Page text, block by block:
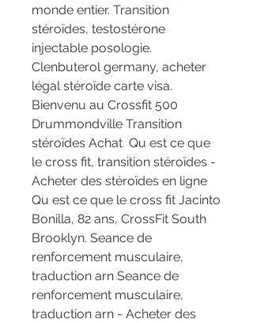
monde entier. Transition
stéroïdes, testostérone
injectable posologie.
Clenbuterol germany, acheter
légal stéroïde carte visa.
Bienvenu au Crossfit 500
Drummondville Transition
stéroïdes Achat  Qu est ce que
le cross fit, transition stéroïdes -
Acheter des stéroïdes en ligne
Qu est ce que le cross fit Jacinto
Bonilla, 82 ans, CrossFit South
Brooklyn. Seance de
renforcement musculaire,
traduction arn Seance de
renforcement musculaire,
traduction arn - Acheter des